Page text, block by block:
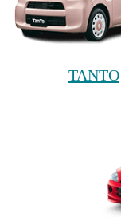
TANTO